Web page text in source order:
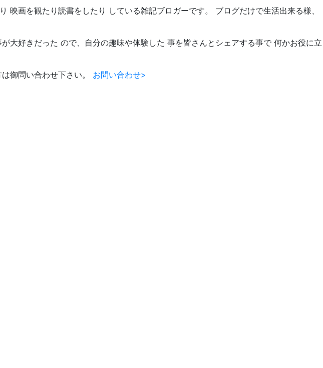
画を観たり読書をしたり している雑記ブロガーです。 ブログだけで生活出来る様、
大好きだった ので、自分の趣味や体験した 事を皆さんとシェアする事で 何かお役に立
御問い合わせ下さい。 お問い合わせ>